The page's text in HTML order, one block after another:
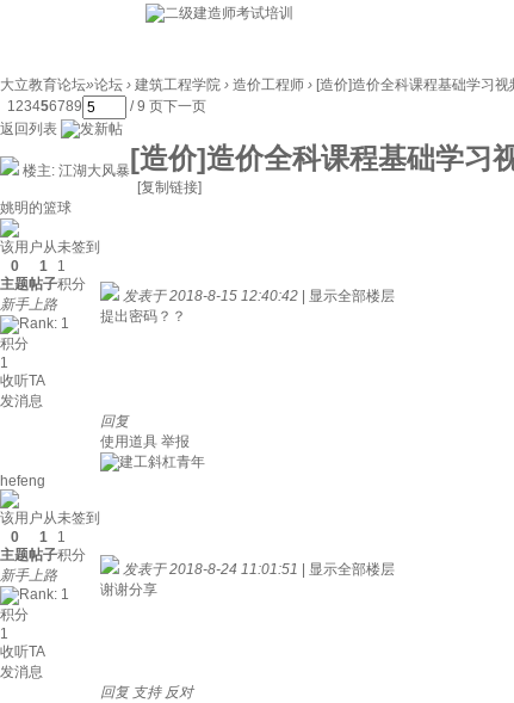
大立教育论坛»论坛 › 建筑工程学院 › 造价工程师 › [造价]造价全科课程基础学习
123456789 / 9 页下一页
返回列表
楼主: 江湖大风暴[造价]造价全科课程基础学习
[复制链接]
姚明的篮球
该用户从未签到
0
主题
1
帖子
1
积分
新手上路
积分
1
收听TA
发消息
发表于 2018-8-15 12:40:42
显示全部楼层
提出密码？？
回复
使用道具 举报
hefeng
该用户从未签到
0
主题
1
帖子
1
积分
新手上路
积分
1
收听TA
发消息
发表于 2018-8-24 11:01:51
显示全部楼层
谢谢分享
回复 支持 反对